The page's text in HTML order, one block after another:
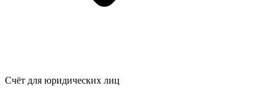
Счёт для юридических лиц